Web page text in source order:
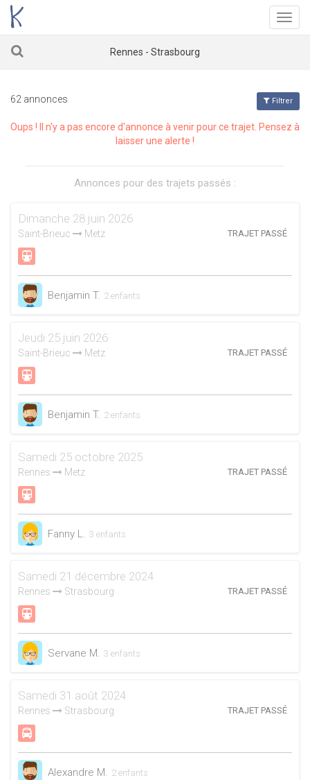
Menu
Rennes - Strasbourg
62 annonces Filtrer
Oups ! Il n'y a pas encore d'annonce à venir pour ce trajet. Pensez à
laisser une alerte !
Annonces pour des trajets passés :
Dimanche 28 juin 2026
Saint-Brieuc Metz TRAJET PASSÉ
Benjamin T. 2 enfants
Jeudi 25 juin 2026
Saint-Brieuc Metz TRAJET PASSÉ
Benjamin T. 2 enfants
Samedi 25 octobre 2025
Rennes Metz TRAJET PASSÉ
Fanny L. 3 enfants
Samedi 21 décembre 2024
Rennes Strasbourg TRAJET PASSÉ
Servane M. 3 enfants
Samedi 31 août 2024
Rennes Strasbourg TRAJET PASSÉ
Alexandre M. 2 enfants